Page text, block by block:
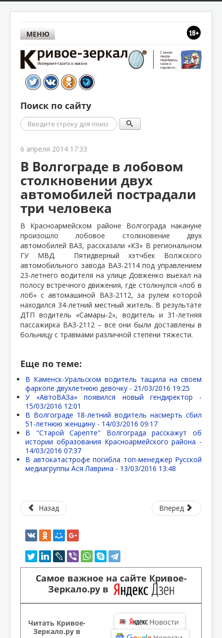
МЕНЮ
Поиск по сайту
Поиск
6 апреля 2014 17:33
В Волгограде в лобовом
столкновении двух
автомобилей пострадали
три человека
В Красноармейском районе Волгограда накануне
произошло лобовое столкновение двух
автомобилей ВАЗ, рассказали «КЗ» В региональном
ГУ МВД.
Пятидверный хэтчбек Волжского
автомобильного завода ВАЗ-2114 под управлением
23-летнего водителя на улице Довженко выехал на
полосу встречного движения, где столкнулся «лоб в
лоб» с автомашиной ВАЗ-2112, за рулем которой
находился 34-летний местный житель. В результате
ДТП водитель «Самары-2», водитель и 31-летняя
пассажирка ВАЗ-2112 – все они были доставлены в
больницу с травмами различной степени тяжести.
Еще по теме:
В Каменск-Уральском водитель тащила на своем
фаркопе двухлетнюю девочку - 21/03/2016 19:25
У «АвтоВАЗа» появился новый гендиректор -
15/03/2016 12:01
В Волгограде 18-летний водитель насмерть сбил
51-летнюю женщину - 14/03/2016 09:17
В "Старой Сарепте" Волгограда расскажут об
истории образования Красноармейского района -
14/03/2016 07:37
В автокатастрофе погибла топ-менеджер Русской
медиагруппы Ася Лаврина - 13/03/2016 13:48
Назад Вперед
Самое важное на сайте Кривое-
Зеркало.ру в
Читать Кривое-
Зеркало.ру в